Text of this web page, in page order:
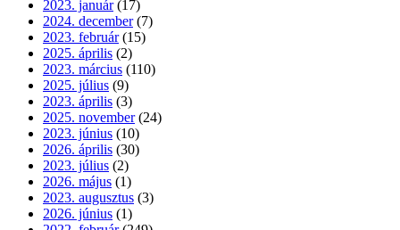
2023. január (17)
2024. december (7)
2023. február (15)
2025. április (2)
2023. március (110)
2025. július (9)
2023. április (3)
2025. november (24)
2023. június (10)
2026. április (30)
2023. július (2)
2026. május (1)
2023. augusztus (3)
2026. június (1)